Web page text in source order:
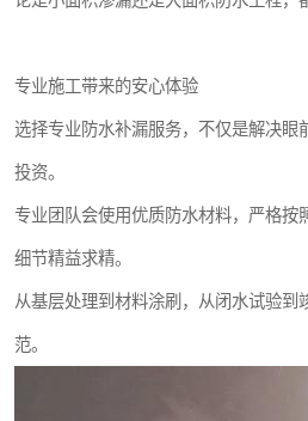
专业施工带来的安心体验
选择专业防水补漏服务，不仅是解决眼
投资。
专业团队会使用优质防水材料，严格按
细节精益求精。
从基层处理到材料涂刷，从闭水试验到
范。